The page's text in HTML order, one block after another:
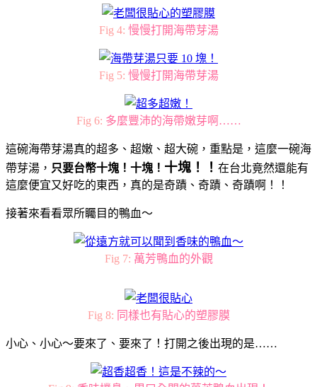
Fig 4: 慢慢打開海帶芽湯
Fig 5: 慢慢打開海帶芽湯
Fig 6: 多麼豐沛的海帶嫩芽啊……
這碗海帶芽湯真的超多、超嫩、超大碗，重點是，這麼一碗海
帶芽湯， 只要台幣十塊！ 十塊！ 十塊！！ 在台北竟然還能有
這麼便宜又好吃的東西，真的是奇蹟、奇蹟、奇蹟啊！！
接著來看看眾所矚目的鴨血～
Fig 7: 萬芳鴨血的外觀
Fig 8: 同樣也有貼心的塑膠膜
小心、小心～要來了、要來了！打開之後出現的是……